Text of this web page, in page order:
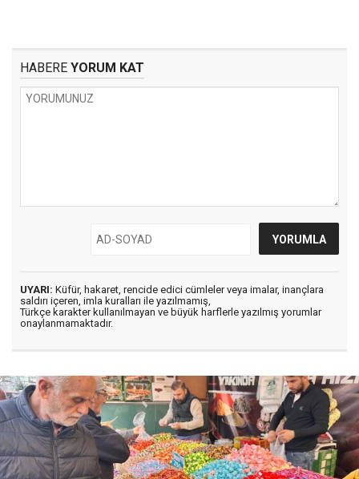
HABERE YORUM KAT
UYARI: Küfür, hakaret, rencide edici cümleler veya imalar, inançlara
saldırı içeren, imla kuralları ile yazılmamış,
Türkçe karakter kullanılmayan ve büyük harflerle yazılmış yorumlar
onaylanmamaktadır.